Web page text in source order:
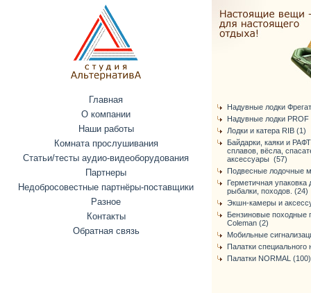
Главная
О компании
Наши работы
Комната прослушивания
Статьи/тесты аудио-видеоборудования
Партнеры
Недобросовестные партнёры-поставщики
Разное
Контакты
Обратная связь
Надувные лодки
Надувные лодки PROF
Лодки и катера RIB (1)
Байдарки, каяки и
сплавов, вёсла,
аксессуары (57)
Подвесные лодочные
Герметичная упаковка
рыбалки, походов. (24)
Экшн-камеры и
Бензиновые походные
Coleman (2)
Мобильные
Палатки специального
Палатки NORMAL (100)